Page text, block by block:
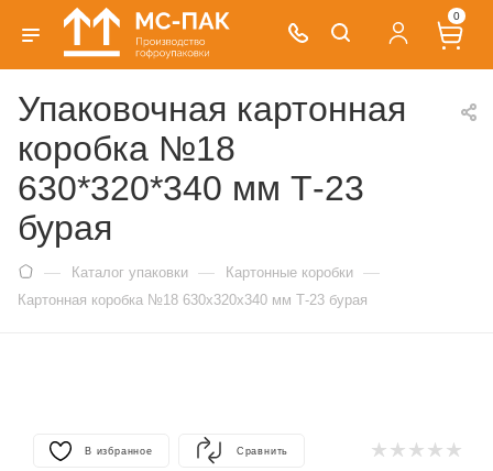
0
Упаковочная картонная
коробка №18
630*320*340 мм Т-23
бурая
— Каталог упаковки — Картонные коробки —
Картонная коробка №18 630х320х340 мм Т-23 бурая
В избранное Сравнить